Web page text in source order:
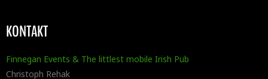
KONTAKT
Finnegan Events & The littlest mobile Irish Pub
Christoph Rehak